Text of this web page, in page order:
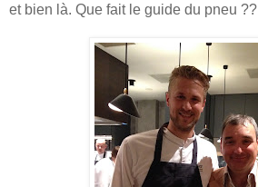
et bien là. Que fait le guide du pneu ??